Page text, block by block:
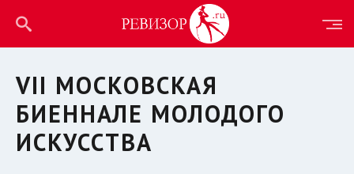
VII МОСКОВСКАЯ
БИЕННАЛЕ МОЛОДОГО
ИСКУССТВА